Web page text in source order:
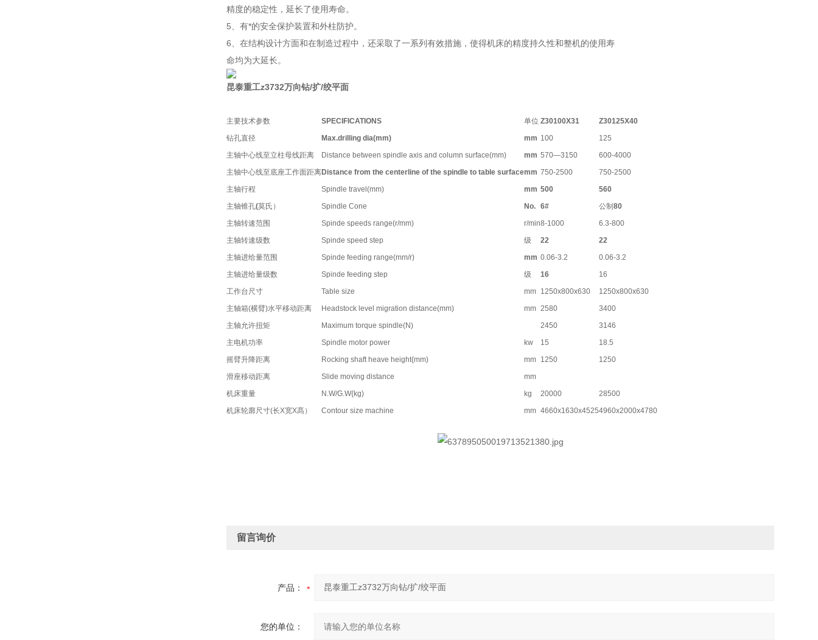
精度的稳定性，延长了使用寿命。
5、有*的安全保护装置和外柱防护。
6、在结构设计方面和在制造过程中，还采取了一系列有效措施，使得机床的精度持久性和整机的使用寿
命均为大延长。
昆泰重工z3732万向钻/扩/绞平面
主要技术参数 SPECIFICATIONS 单位 Z30100X31
Z30125X40
钻孔直径
Max.drilling dia(mm) mm 100
125
主轴中心线至立柱母线距离
Distance between spindle axis and column surface(mm) mm 570—3150
600-4000
主轴中心线至底座工作面距离Distance from the centerline of the spindle to table surfacemm 750-2500
750-2500
主轴行程
Spindle travel(mm) mm 500
560
主轴锥孔(莫氏） Spindle Cone No. 6# 公制 80
主轴转速范围
Spinde speeds range(r/mm) r/min8-1000
6.3-800
主轴转速级数
Spinde speed step 级 22
22
主轴进给量范围
Spinde feeding range(mm/r) mm 0.06-3.2
0.06-3.2
主轴进给量级数
Spinde feeding step 级 16
16
工作台尺寸
Table size mm 1250x800x630
1250x800x630
主轴箱(横臂)水平移动距离
Headstock level migration distance(mm) mm 2580
3400
主轴允许扭矩
Maximum torque spindle(N) 2450
3146
主电机功率
Spindle motor power kw 15
18.5
摇臂升降距离
Rocking shaft heave height{mm) mm 1250
1250
滑座移动距离
Slide moving distance
mm
机床重量
N.W/G.W{kg) kg 20000
28500
机床轮廓尺寸(长X宽X髙）
Contour size machine mm 4660x1630x45254960x2000x4780
留言询价
产品：
您的单位：